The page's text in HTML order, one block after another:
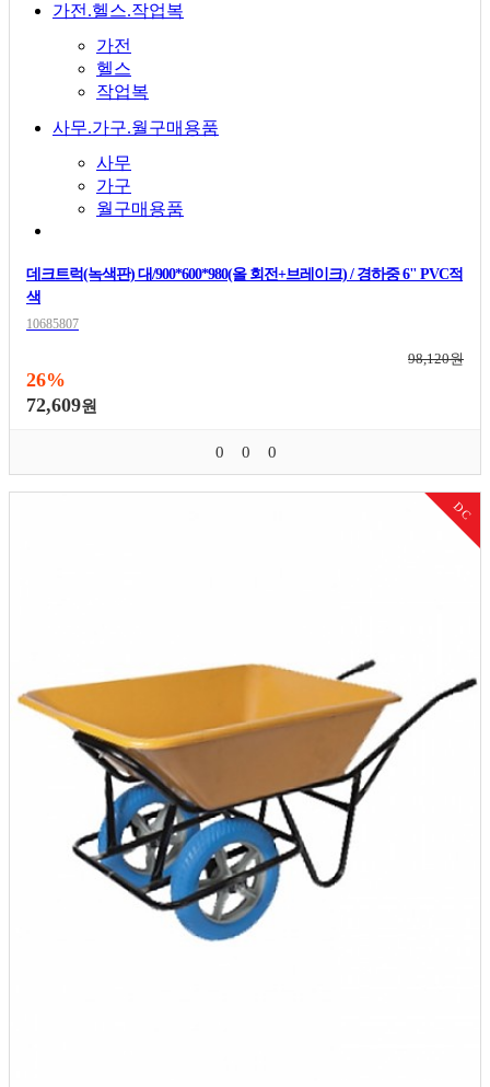
가전.헬스.작업복
가전
헬스
작업복
사무.가구.월구매용품
사무
가구
월구매용품
데크트럭(녹색판) 대/900*600*980(올 회전+브레이크) / 경하중 6" PVC적
색
10685807
98,120원
26%
72,609원
0 0 0
DC